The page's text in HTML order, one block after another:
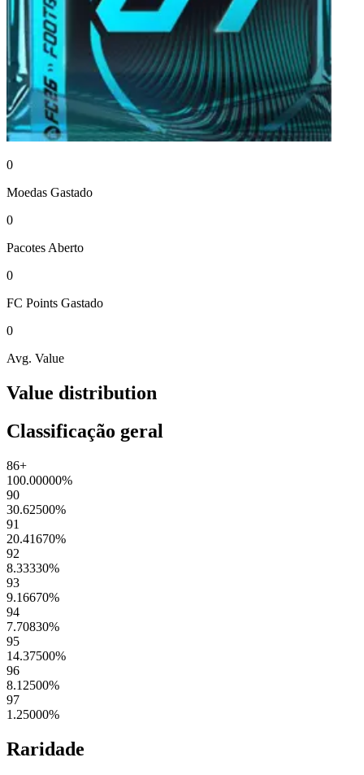
0
Moedas Gastado
0
Pacotes Aberto
0
FC Points Gastado
0
Avg. Value
Value distribution
Classificação geral
86+
100.00000%
90
30.62500%
91
20.41670%
92
8.33330%
93
9.16670%
94
7.70830%
95
14.37500%
96
8.12500%
97
1.25000%
Raridade